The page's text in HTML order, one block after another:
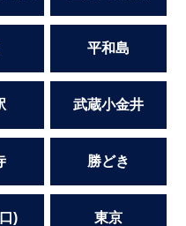
平和島
武蔵小金井
勝どき
) 東京
した内容で設定